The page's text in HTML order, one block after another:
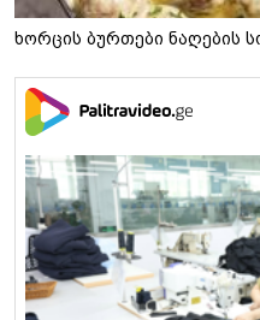
ხორცის ბურთები ნაღების